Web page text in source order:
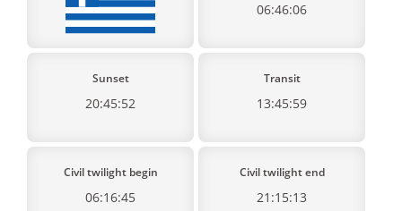
06:46:06
Sunset
20:45:52
Transit
13:45:59
Civil twilight begin
06:16:45
Civil twilight end
21:15:13